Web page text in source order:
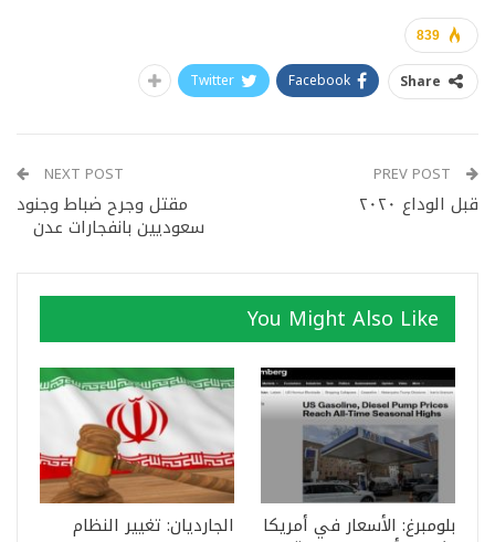
839
Share
Facebook
Twitter
قبل الوداع ٢٠٢٠
NEXT POST
مقتل وجرح ضباط وجنود
سعوديين بانفجارات عدن
You Might Also Like
بلومبرغ: الأسعار في أمريكا الجارديان: تغيير النظام